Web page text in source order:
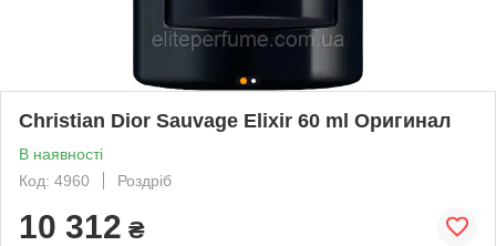
Christian Dior Sauvage Elixir 60 ml Оригинал
В наявності
Код: 4960
Роздріб
10 312 ₴